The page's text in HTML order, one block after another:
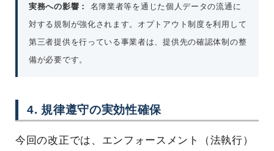
実務への影響：
名簿業者等を通じた個人データの流通に
対する規制が強化されます。オプトアウト制度を利用して
第三者提供を行っている事業者は、提供先の確認体制の整
備が必要です。
4. 規律遵守の実効性確保
今回の改正では、エンフォースメント（法執行）